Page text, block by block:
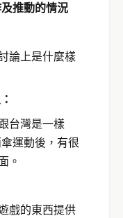
推動的情況
論上是什麼樣
台灣是一樣
運動後，有很
。
戲的東西提供